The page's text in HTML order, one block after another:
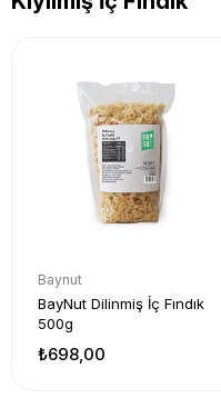
Baynut
BayNut Dilinmiş İç Fındık
500g
₺698,00